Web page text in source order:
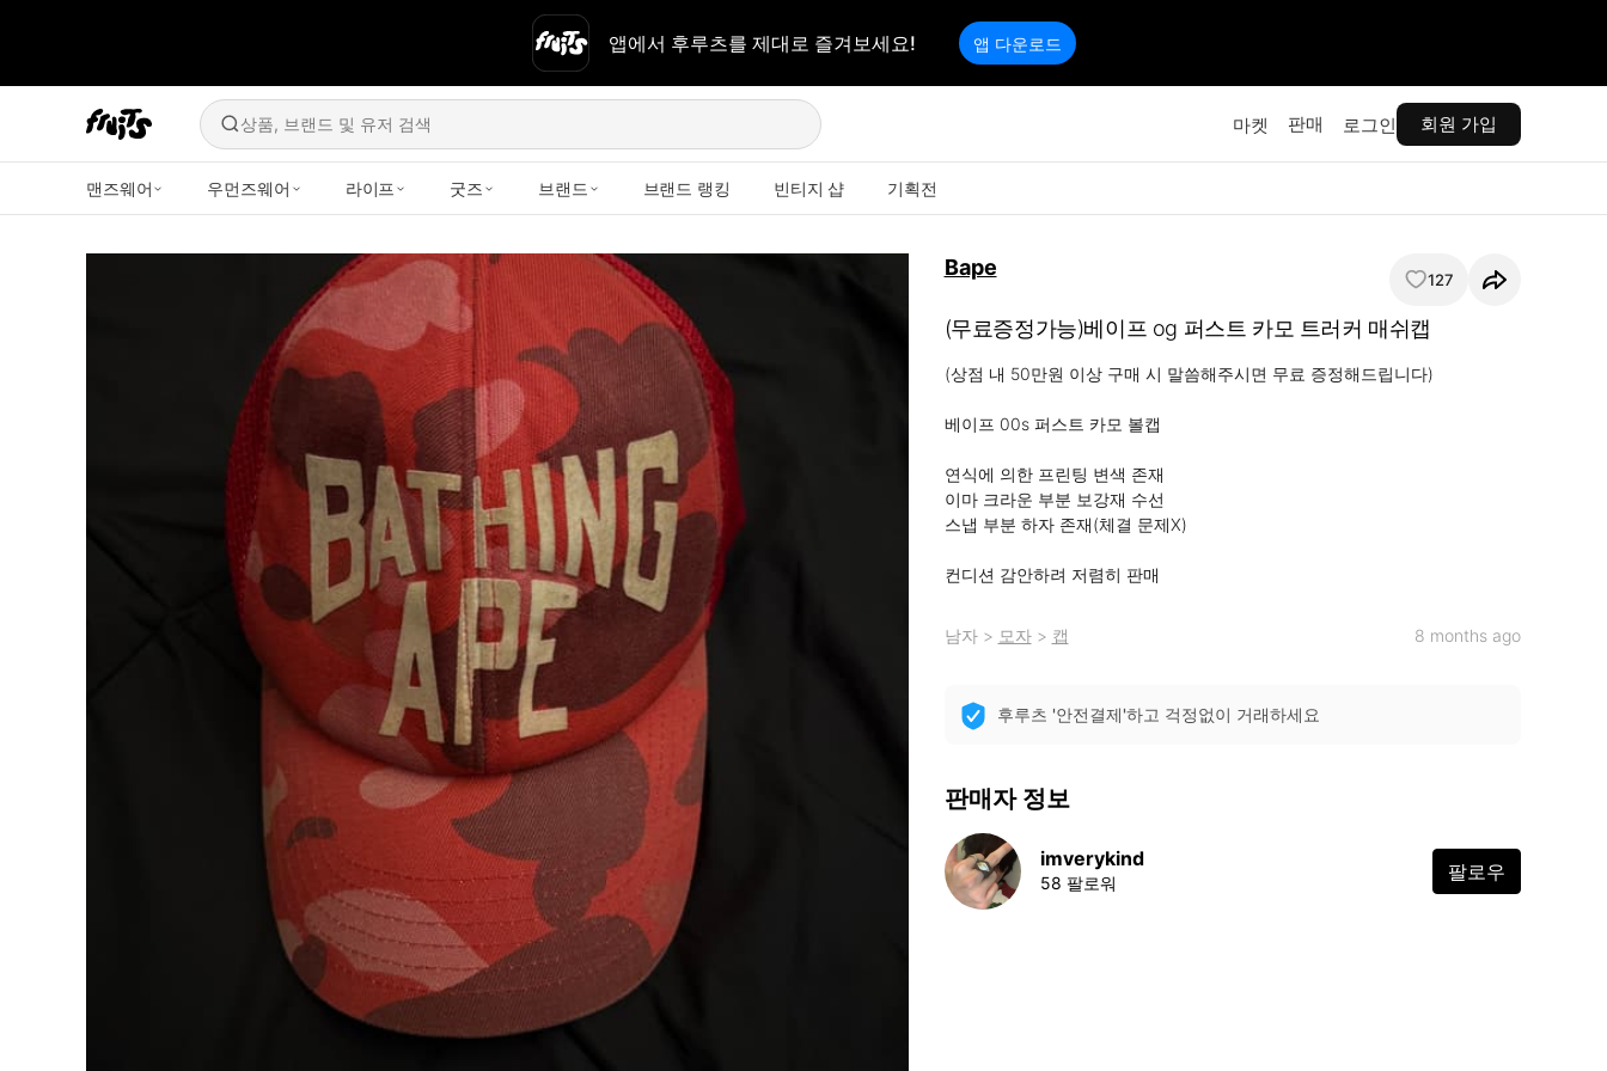
앱에서 후루츠를 제대로 즐겨보세요! 앱 다운로드
상품, 브랜드 및 유저 검색 마켓 판매 로그인 회원 가입
맨즈웨어 우먼즈웨어 라이프 굿즈 브랜드 브랜드 랭킹 빈티지 샵 기획전
Bape 127
(무료증정가능)베이프 og 퍼스트 카모 트러커 매쉬캡
(상점 내 50만원 이상 구매 시 말씀해주시면 무료 증정해드립니다)
베이프 00s 퍼스트 카모 볼캡
연식에 의한 프린팅 변색 존재
이마 크라운 부분 보강재 수선
스냅 부분 하자 존재(체결 문제X)
컨디션 감안하려 저렴히 판매
남자> 모자> 캡 8 months ago
후루츠 '안전결제'하고 걱정없이 거래하세요
판매자 정보
imverykind
58 팔로워 팔로우